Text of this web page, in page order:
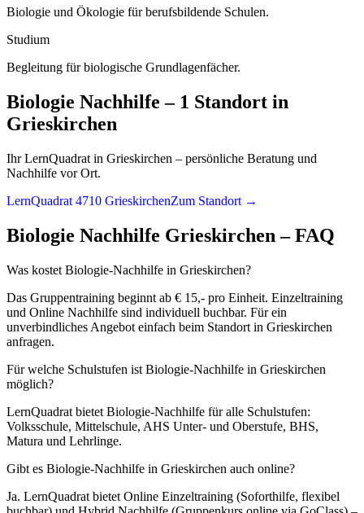
Biologie und Ökologie für berufsbildende Schulen.
Studium
Begleitung für biologische Grundlagenfächer.
Biologie Nachhilfe – 1 Standort in
Grieskirchen
Ihr LernQuadrat in Grieskirchen – persönliche Beratung und
Nachhilfe vor Ort.
LernQuadrat 4710 GrieskirchenZum Standort →
Biologie Nachhilfe Grieskirchen – FAQ
Was kostet Biologie-Nachhilfe in Grieskirchen?
Das Gruppentraining beginnt ab € 15,- pro Einheit. Einzeltraining
und Online Nachhilfe sind individuell buchbar. Für ein
unverbindliches Angebot einfach beim Standort in Grieskirchen
anfragen.
Für welche Schulstufen ist Biologie-Nachhilfe in Grieskirchen
möglich?
LernQuadrat bietet Biologie-Nachhilfe für alle Schulstufen:
Volksschule, Mittelschule, AHS Unter- und Oberstufe, BHS,
Matura und Lehrlinge.
Gibt es Biologie-Nachhilfe in Grieskirchen auch online?
Ja. LernQuadrat bietet Online Einzeltraining (Soforthilfe, flexibel